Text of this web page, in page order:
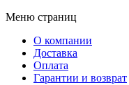
Меню страниц
О компании
Доставка
Оплата
Гарантии и возврат